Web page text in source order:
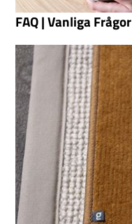
FAQ | Vanliga Frågor